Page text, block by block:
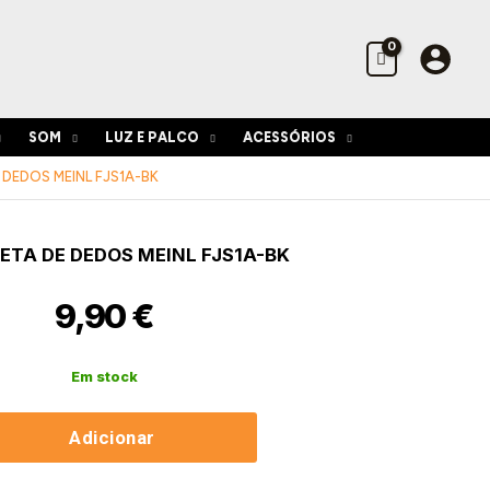
SOM LUZ E PALCO ACESSÓRIOS
MEINL FJS1A-BK
DE DEDOS MEINL FJS1A-BK
9,90€
Em stock
Adicionar